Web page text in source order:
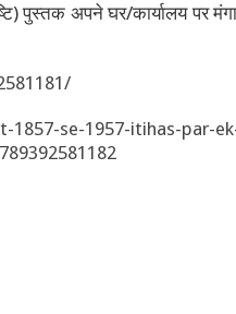
पुस्तक अपने घर/कार्यालय पर
se-1957-itihas-par-